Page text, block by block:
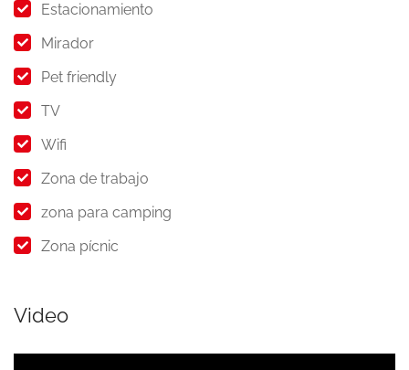
Estacionamiento
Mirador
Pet friendly
TV
Wifi
Zona de trabajo
zona para camping
Zona pícnic
Video